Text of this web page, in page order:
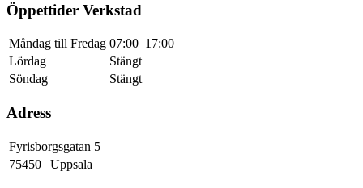
Öppettider Verkstad
Måndag till Fredag 07:00 17:00
Lördag
Stängt
Söndag
Stängt
Adress
Fyrisborgsgatan 5
75450
Uppsala